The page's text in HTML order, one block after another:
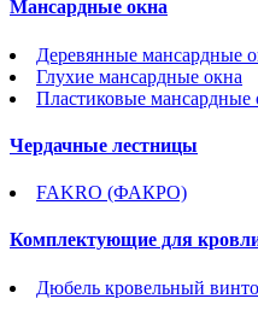
Мансардные окна
Деревянные мансардные
Глухие мансардные окна
Пластиковые мансардные
Чердачные лестницы
FAKRO (ФАКРО)
Комплектующие для
Дюбель кровельный